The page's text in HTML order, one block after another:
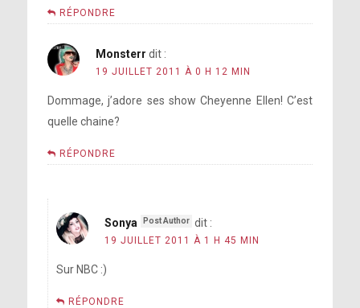
RÉPONDRE
Monsterr dit :
19 JUILLET 2011 À 0 H 12 MIN
Dommage, j’adore ses show Cheyenne Ellen! C’est
quelle chaine?
RÉPONDRE
Sonya dit :
19 JUILLET 2011 À 1 H 45 MIN
Sur NBC :)
RÉPONDRE